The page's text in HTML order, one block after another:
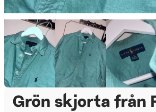
Grön skjorta från